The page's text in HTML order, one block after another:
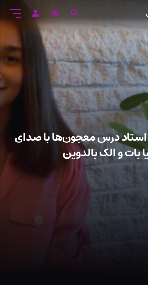
درس معجون‌ها با صدای
بات و الک بالدوین